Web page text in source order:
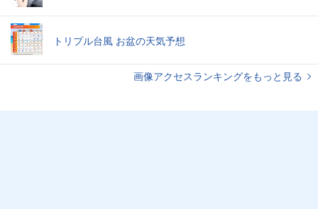
トリプル台風 お盆の天気予想
画像アクセスランキングをもっと見る